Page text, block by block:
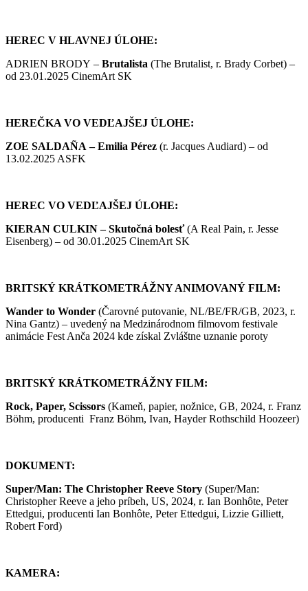
HEREC V HLAVNEJ ÚLOHE:
ADRIEN BRODY – Brutalista (The Brutalist, r. Brady Corbet) –
od 23.01.2025 CinemArt SK
HEREČKA VO VEDĽAJŠEJ ÚLOHE:
ZOE SALDAÑA –Emilia Pérez (r. Jacques Audiard) – od
13.02.2025 ASFK
HEREC VO VEDĽAJŠEJ ÚLOHE:
KIERAN CULKIN –Skutočná bolesť(A Real Pain, r. Jesse
Eisenberg) – od 30.01.2025 CinemArt SK
BRITSKÝ KRÁTKOMETRÁŽNY ANIMOVANÝ FILM:
Wander to Wonder (Čarovné putovanie, NL/BE/FR/GB, 2023, r.
Nina Gantz) – uvedený na Medzinárodnom filmovom festivale
animácie Fest Anča 2024 kde získal Zvláštne uznanie poroty
BRITSKÝ KRÁTKOMETRÁŽNY FILM:
Rock, Paper, Scissors (Kameň, papier, nožnice, GB, 2024, r. Franz
Böhm, producenti Franz Böhm, Ivan, Hayder Rothschild Hoozeer)
DOKUMENT:
Super/Man: The Christopher Reeve Story (Super/Man:
Christopher Reeve a jeho príbeh, US, 2024, r. Ian Bonhôte, Peter
Ettedgui, producenti Ian Bonhôte, Peter Ettedgui, Lizzie Gilliett,
Robert Ford)
KAMERA: